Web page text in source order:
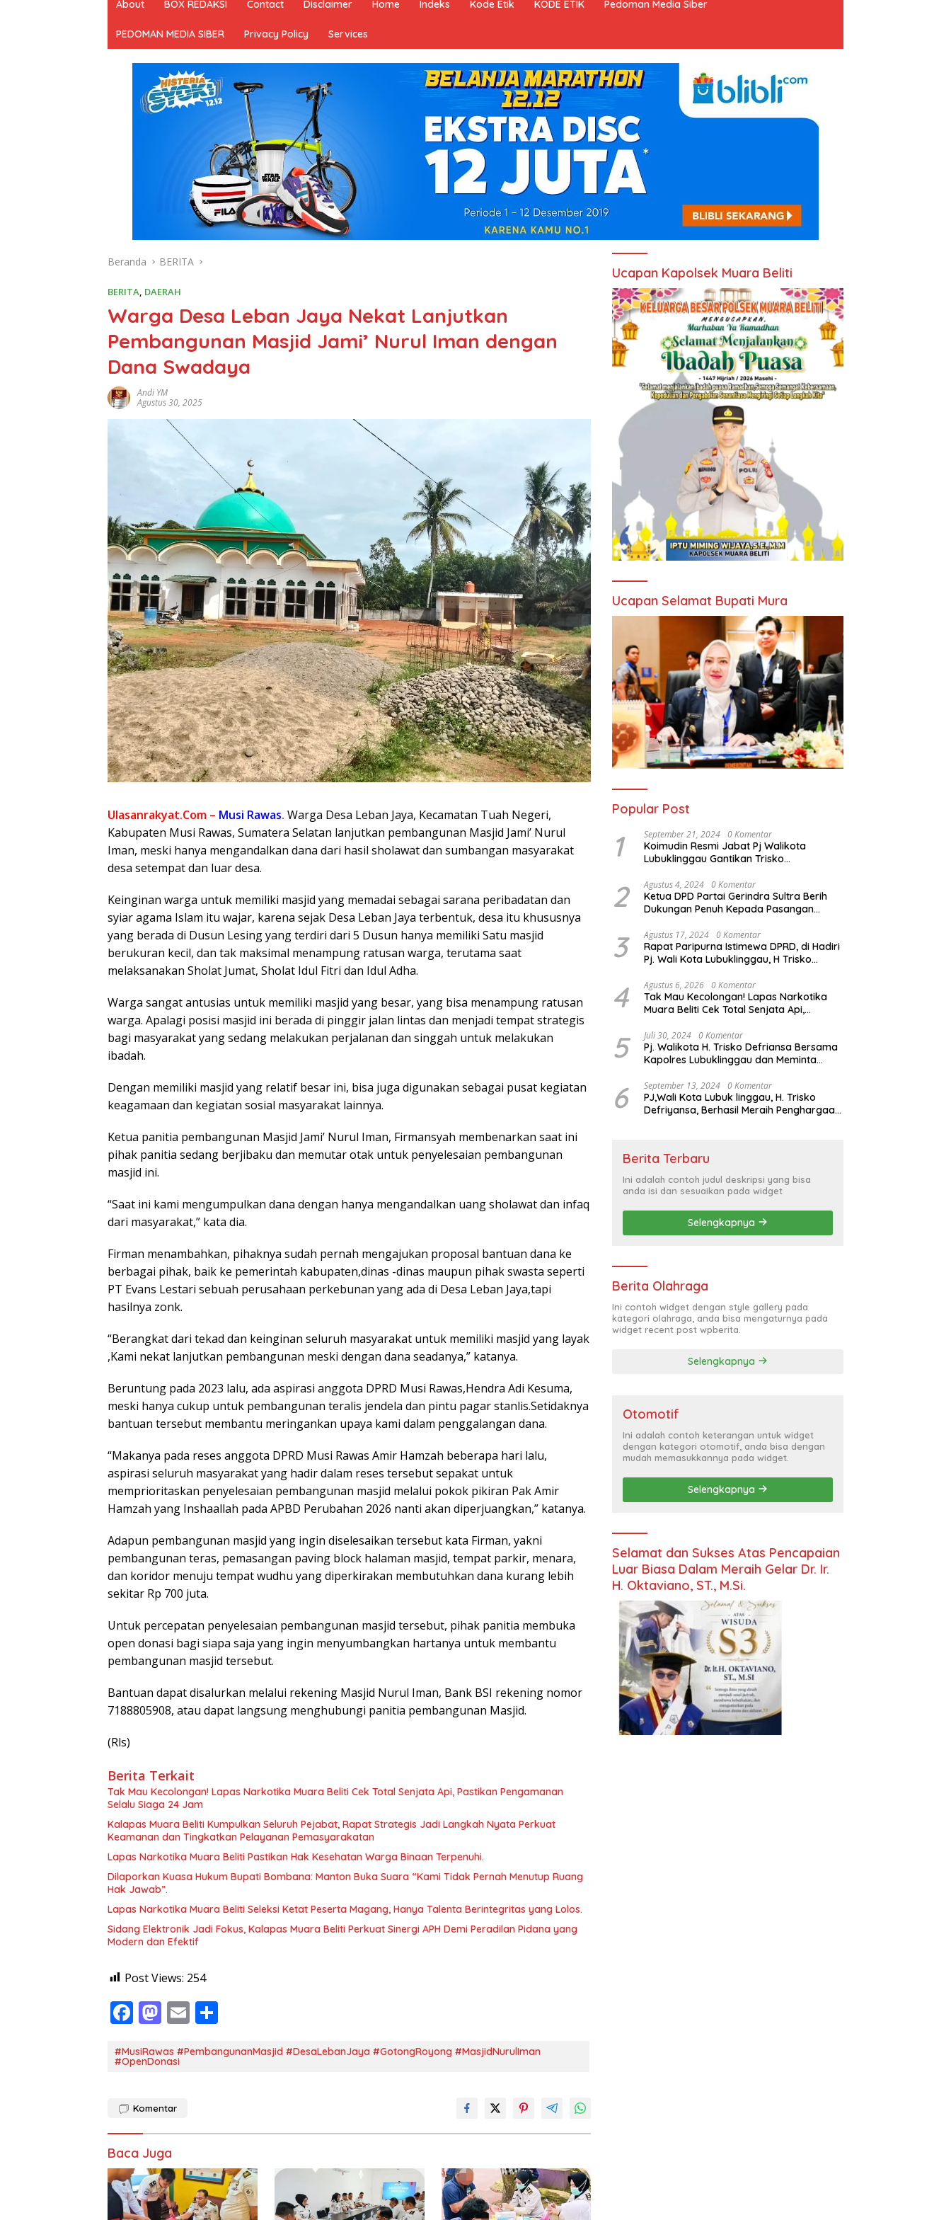
About BOX REDAKSI Contact Disclaimer Home Indeks Kode Etik KODE ETIK Pedoman Media Siber
PEDOMAN MEDIA SIBER Privacy Policy Services
Beranda BERITA
BERITA, DAERAH
Warga Desa Leban Jaya Nekat Lanjutkan
Pembangunan Masjid Jami’ Nurul Iman dengan
Dana Swadaya
Andi YM
Agustus 30, 2025
Ulasanrakyat.Com – Musi Rawas. Warga Desa Leban Jaya, Kecamatan Tuah Negeri,
Kabupaten Musi Rawas, Sumatera Selatan lanjutkan pembangunan Masjid Jami’ Nurul
Iman, meski hanya mengandalkan dana dari hasil sholawat dan sumbangan masyarakat
desa setempat dan luar desa.
Keinginan warga untuk memiliki masjid yang memadai sebagai sarana peribadatan dan
syiar agama Islam itu wajar, karena sejak Desa Leban Jaya terbentuk, desa itu khususnya
yang berada di Dusun Lesing yang terdiri dari 5 Dusun hanya memiliki Satu masjid
berukuran kecil, dan tak maksimal menampung ratusan warga, terutama saat
melaksanakan Sholat Jumat, Sholat Idul Fitri dan Idul Adha.
Warga sangat antusias untuk memiliki masjid yang besar, yang bisa menampung ratusan
warga. Apalagi posisi masjid ini berada di pinggir jalan lintas dan menjadi tempat strategis
bagi masyarakat yang sedang melakukan perjalanan dan singgah untuk melakukan
ibadah.
Dengan memiliki masjid yang relatif besar ini, bisa juga digunakan sebagai pusat kegiatan
keagamaan dan kegiatan sosial masyarakat lainnya.
Ketua panitia pembangunan Masjid Jami’ Nurul Iman, Firmansyah membenarkan saat ini
pihak panitia sedang berjibaku dan memutar otak untuk penyelesaian pembangunan
masjid ini.
“Saat ini kami mengumpulkan dana dengan hanya mengandalkan uang sholawat dan infaq
dari masyarakat,” kata dia.
Firman menambahkan, pihaknya sudah pernah mengajukan proposal bantuan dana ke
berbagai pihak, baik ke pemerintah kabupaten,dinas -dinas maupun pihak swasta seperti
PT Evans Lestari sebuah perusahaan perkebunan yang ada di Desa Leban Jaya,tapi
hasilnya zonk.
“Berangkat dari tekad dan keinginan seluruh masyarakat untuk memiliki masjid yang layak
,Kami nekat lanjutkan pembangunan meski dengan dana seadanya,” katanya.
Beruntung pada 2023 lalu, ada aspirasi anggota DPRD Musi Rawas,Hendra Adi Kesuma,
meski hanya cukup untuk pembangunan teralis jendela dan pintu pagar stanlis.Setidaknya
bantuan tersebut membantu meringankan upaya kami dalam penggalangan dana.
“Makanya pada reses anggota DPRD Musi Rawas Amir Hamzah beberapa hari lalu,
aspirasi seluruh masyarakat yang hadir dalam reses tersebut sepakat untuk
memprioritaskan penyelesaian pembangunan masjid melalui pokok pikiran Pak Amir
Hamzah yang Inshaallah pada APBD Perubahan 2026 nanti akan diperjuangkan,” katanya.
Adapun pembangunan masjid yang ingin diselesaikan tersebut kata Firman, yakni
pembangunan teras, pemasangan paving block halaman masjid, tempat parkir, menara,
dan koridor menuju tempat wudhu yang diperkirakan membutuhkan dana kurang lebih
sekitar Rp 700 juta.
Untuk percepatan penyelesaian pembangunan masjid tersebut, pihak panitia membuka
open donasi bagi siapa saja yang ingin menyumbangkan hartanya untuk membantu
pembangunan masjid tersebut.
Bantuan dapat disalurkan melalui rekening Masjid Nurul Iman, Bank BSI rekening nomor
7188805908, atau dapat langsung menghubungi panitia pembangunan Masjid.
(Rls)
Berita Terkait
Tak Mau Kecolongan! Lapas Narkotika Muara Beliti Cek Total Senjata Api, Pastikan Pengamanan
Selalu Siaga 24 Jam
Kalapas Muara Beliti Kumpulkan Seluruh Pejabat, Rapat Strategis Jadi Langkah Nyata Perkuat
Keamanan dan Tingkatkan Pelayanan Pemasyarakatan
Lapas Narkotika Muara Beliti Pastikan Hak Kesehatan Warga Binaan Terpenuhi.
Dilaporkan Kuasa Hukum Bupati Bombana: Manton Buka Suara “Kami Tidak Pernah Menutup Ruang
Hak Jawab”.
Lapas Narkotika Muara Beliti Seleksi Ketat Peserta Magang, Hanya Talenta Berintegritas yang Lolos.
Sidang Elektronik Jadi Fokus, Kalapas Muara Beliti Perkuat Sinergi APH Demi Peradilan Pidana yang
Modern dan Efektif
Post Views: 254
F
e
o
o
k
M
to
o
n
E
ai ar
#MusiRawas #PembangunanMasjid #DesaLebanJaya #GotongRoyong #MasjidNurulIman
#OpenDonasi
Komentar
Baca Juga
Ucapan Kapolsek Muara Beliti
Ucapan Selamat Bupati Mura
Popular Post
1 September 21, 2024 0 Komentar
Koimudin Resmi Jabat Pj Walikota
Lubuklinggau Gantikan Trisko
2 Agustus 4, 2024 0 Komentar
Ketua DPD Partai Gerindra Sultra Berih
Dukungan Penuh Kepada Pasangan
Konawe (HADIR) di Pilkada Konawe 2024
3 Agustus 17, 2024 0 Komentar
Rapat Paripurna Istimewa DPRD, di Hadiri
Pj. Wali Kota Lubuklinggau, H Trisko
Mendengarkan Pidato Kenegaraan
Presiden RI Dalam Rangka HUT ke-79
4 Agustus 6, 2026 0 Komentar
Tak Mau Kecolongan! Lapas Narkotika
Muara Beliti Cek Total Senjata Api,
Jam
5 Juli 30, 2024 0 Komentar
Pj. Walikota H. Trisko Defriansa Bersama
Kapolres Lubuklinggau dan Meminta
Hajatan Politik
6 September 13, 2024 0 Komentar
PJ,Wali Kota Lubuk linggau, H. Trisko
Defriyansa, Berhasil Meraih Penghargaan
Berita Terbaru
Ini adalah contoh judul deskripsi yang bisa
anda isi dan sesuaikan pada widget
Selengkapnya
Berita Olahraga
Ini contoh widget dengan style gallery pada
kategori olahraga, anda bisa mengaturnya pada
widget recent post wpberita.
Selengkapnya
Otomotif
Ini adalah contoh keterangan untuk widget
dengan kategori otomotif, anda bisa dengan
mudah memasukkannya pada widget.
Selengkapnya
Selamat dan Sukses Atas Pencapaian
Luar Biasa Dalam Meraih Gelar Dr. Ir.
H. Oktaviano, ST., M.Si.